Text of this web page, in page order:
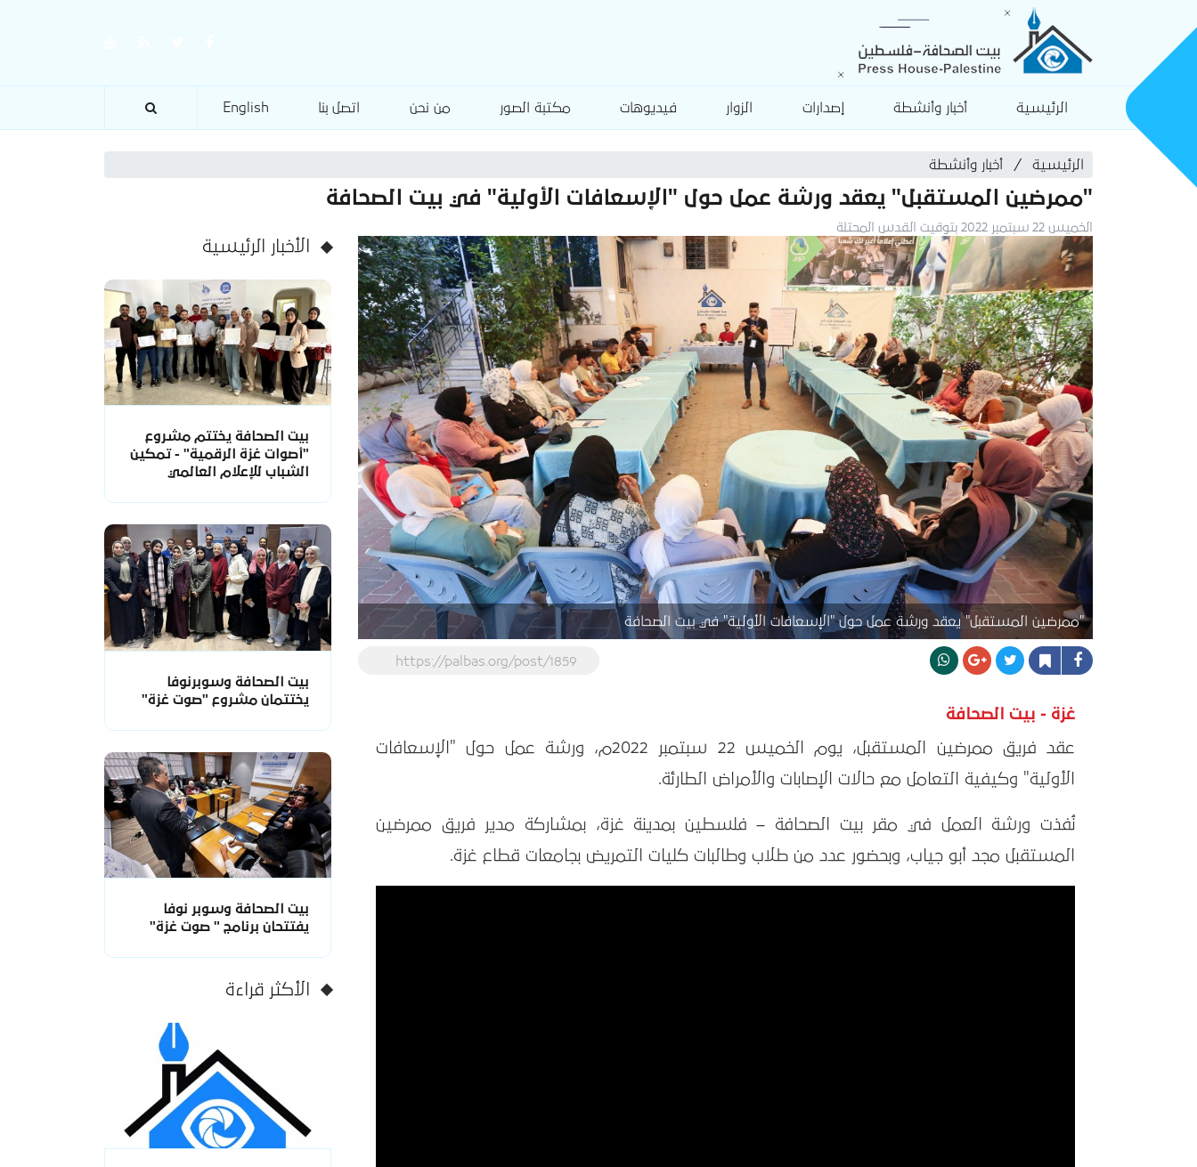
الرئيسية أخبار وأنشطة إصدارات الزوار فيديوهات مكتبة الصور من نحن اتصل بنا English
الرئيسية أخبار وأنشطة
"ممرضين المستقبل" يعقد ورشة عمل حول "الإسعافات الأولية" في بيت الصحافة
الخميس 22 سبتمبر 2022 بتوقيت القدس المحتلة
"ممرضين المستقبل" يعقد ورشة عمل حول "الإسعافات الأولية" في بيت الصحافة
https://palbas.org/post/1859
غزة - بيت الصحافة
عقد فريق ممرضين المستقبل، يوم الخميس 22 سبتمبر 2022م، ورشة عمل حول "الإسعافات
الأولية" وكيفية التعامل مع حالات الإصابات والأمراض الطارئة.
نُفذت ورشة العمل في مقر بيت الصحافة – فلسطين بمدينة غزة، بمشاركة مدير فريق ممرضين
المستقبل مجد أبو جياب، وبحضور عدد من طلاب وطالبات كليات التمريض بجامعات قطاع غزة.
الأخبار الرئيسية
بيت الصحافة يختتم مشروع
"أصوات غزة الرقمية" - تمكين
الشباب للإعلام العالمي
بيت الصحافة وسوبرنوفا
يختتمان مشروع "صوت غزة"
بيت الصحافة وسوبر نوفا
يفتتحان برنامج " صوت غزة"
الأكثر قراءة